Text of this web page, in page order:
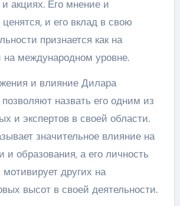
акциях. Его мнение и
и его вклад в свою
признается как на
на международном уровне.
и влияние Дилара
назвать его одним из
и экспертов в своей области.
значительное влияние на
и образования, а его личность
других на
высот в своей деятельности.